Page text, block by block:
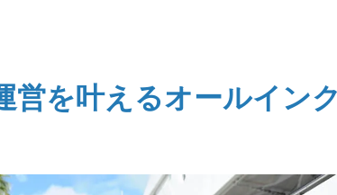
営を叶えるオールイン